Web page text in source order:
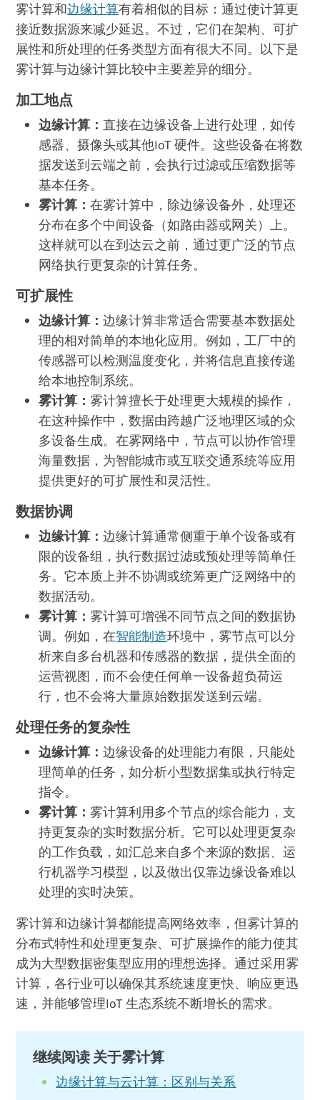
雾计算和边缘计算有着相似的目标：通过使计算更
接近数据源来减少延迟。不过，它们在架构、可扩
展性和所处理的任务类型方面有很大不同。以下是
雾计算与边缘计算比较中主要差异的细分。
加工地点
边缘计算：直接在边缘设备上进行处理，如传
感器、摄像头或其他IoT 硬件。这些设备在将数
据发送到云端之前，会执行过滤或压缩数据等
基本任务。
雾计算：在雾计算中，除边缘设备外，处理还
分布在多个中间设备（如路由器或网关）上。
这样就可以在到达云之前，通过更广泛的节点
网络执行更复杂的计算任务。
可扩展性
边缘计算：边缘计算非常适合需要基本数据处
理的相对简单的本地化应用。例如，工厂中的
传感器可以检测温度变化，并将信息直接传递
给本地控制系统。
雾计算：雾计算擅长于处理更大规模的操作，
在这种操作中，数据由跨越广泛地理区域的众
多设备生成。在雾网络中，节点可以协作管理
海量数据，为智能城市或互联交通系统等应用
提供更好的可扩展性和灵活性。
数据协调
边缘计算：边缘计算通常侧重于单个设备或有
限的设备组，执行数据过滤或预处理等简单任
务。它本质上并不协调或统筹更广泛网络中的
数据活动。
雾计算：雾计算可增强不同节点之间的数据协
调。例如，在智能制造环境中，雾节点可以分
析来自多台机器和传感器的数据，提供全面的
运营视图，而不会使任何单一设备超负荷运
行，也不会将大量原始数据发送到云端。
处理任务的复杂性
边缘计算：边缘设备的处理能力有限，只能处
理简单的任务，如分析小型数据集或执行特定
指令。
雾计算：雾计算利用多个节点的综合能力，支
持更复杂的实时数据分析。它可以处理更复杂
的工作负载，如汇总来自多个来源的数据、运
行机器学习模型，以及做出仅靠边缘设备难以
处理的实时决策。
雾计算和边缘计算都能提高网络效率，但雾计算的
分布式特性和处理更复杂、可扩展操作的能力使其
成为大型数据密集型应用的理想选择。通过采用雾
计算，各行业可以确保其系统速度更快、响应更迅
速，并能够管理IoT 生态系统不断增长的需求。
继续阅读 关于雾计算
边缘计算与云计算：区别与关系